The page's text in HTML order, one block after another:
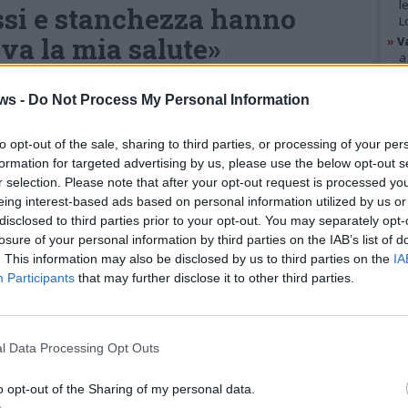
- Do Not Process My Personal Information
opt-out of the sale, sharing to third parties, or processing of your
for targeted advertising by us, please use the below opt-out
selection. Please note that after your opt-out request is processed
interest-based ads based on personal information utilized by us
to third parties prior to your opt-out. You may separately
of your personal information by third parties on the IAB’s list of
This information may also be disclosed by us to third parties on the
Participants that may further disclose it to other third parties.
Data Processing Opt Outs
opt-out of the Sharing of my personal data.
e stanchezza hanno
la mia salute»
dopo un anno trascorso a
conserva una profonda nostalgia e per le
vivo dolore –, don Luciano ha
mandato, iniziato ufficialmente con
Un periodo intenso, speso sul fronte
della gestione ordinaria e straordinaria
dell’iter progettuale per il restauro
Il parroco non ha nascosto le
ragioni che lo hanno spinto a
»